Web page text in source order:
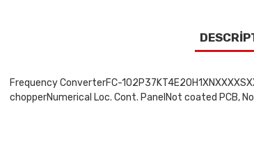
Frequency ConverterFC-
chopperNumerical Loc. Cont. PanelNot coated PCB,